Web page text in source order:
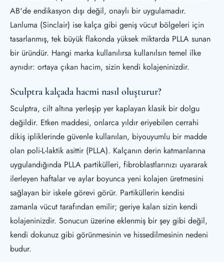
AB'de endikasyon dışı değil, onaylı bir uygulamadır.
Lanluma (Sinclair) ise kalça gibi geniş vücut bölgeleri için
tasarlanmış, tek büyük flakonda yüksek miktarda PLLA sunan
bir üründür. Hangi marka kullanılırsa kullanılsın temel ilke
aynıdır: ortaya çıkan hacim, sizin kendi kolajeninizdir.
Sculptra kalçada hacmi nasıl oluşturur?
Sculptra, cilt altına yerleşip yer kaplayan klasik bir dolgu
değildir. Etken maddesi, onlarca yıldır eriyebilen cerrahi
dikiş ipliklerinde güvenle kullanılan, biyouyumlu bir madde
olan poli-L-laktik asittir (PLLA). Kalçanın derin katmanlarına
uygulandığında PLLA partikülleri, fibroblastlarınızı uyararak
ilerleyen haftalar ve aylar boyunca yeni kolajen üretmesini
sağlayan bir iskele görevi görür. Partiküllerin kendisi
zamanla vücut tarafından emilir; geriye kalan sizin kendi
kolajeninizdir. Sonucun üzerine eklenmiş bir şey gibi değil,
kendi dokunuz gibi görünmesinin ve hissedilmesinin nedeni
budur.